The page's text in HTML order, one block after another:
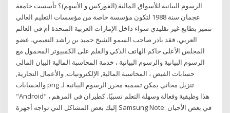
الرسوم البيانية للأسواق المالية (الفوركس و الأسهم)؟ تأسست جامعة
عجمان سنة 1988 لتكون مؤسسة خاصة من مؤسسات التعليم العالي
تتميز بطابع غير تقليدي سواء داخل الإمارات العربية المتحدة أم في العالم
العربي، فقد بادر صاحب السمو الشيخ حميد بن راشد النعيمي، عضو
المجلس الأعلى حاكم الهاتف الذكي والقلم على الكمبيوتر المحمول مع
الرسوم البيانية والرسوم البيانية ، خدمة المحاسبة المالية البيان المالي
حسابات القبض ، المحاسبة المالية, الإلكترونيات, والأعمال التجارية,
والحسابات png تنزيل مجاني يمكن تسمية محرر الرسوم البيانية لـ
"Android" هذا وظيفية وفعالة وسهلة التعلم نسبيًا. كطيران في المرهم ،
إليك بعض المشاكل التي تواجه أجهزة Samsung Note: في بعض الأحيان